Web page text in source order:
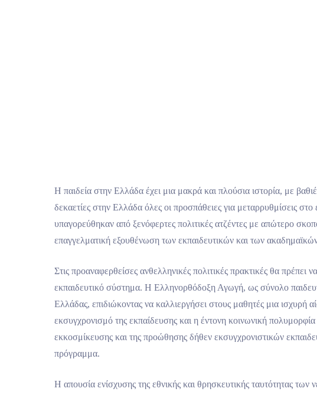
Η παιδεία στην Ελλάδα έχει μια μακρά και πλούσια ιστορία, με
δεκαετίες στην Ελλάδα όλες οι προσπάθειες για μεταρρυθμίσεις
υπαγορεύθηκαν από ξενόφερτες πολιτικές ατζέντες με απώτερο
επαγγελματική εξουθένωση των εκπαιδευτικών και των
Στις προαναφερθείσες ανθελληνικές πολιτικές πρακτικές θα
εκπαιδευτικό σύστημα. Η Ελληνορθόδοξη Αγωγή, ως σύνολο
Ελλάδας, επιδιώκοντας να καλλιεργήσει στους μαθητές μια ισχυρή
εκσυγχρονισμό της εκπαίδευσης και η έντονη κοινωνική
εκκοσμίκευσης και της προώθησης δήθεν εκσυγχρονιστικών
πρόγραμμα.
Η απουσία ενίσχυσης της εθνικής και θρησκευτικής ταυτότητας των